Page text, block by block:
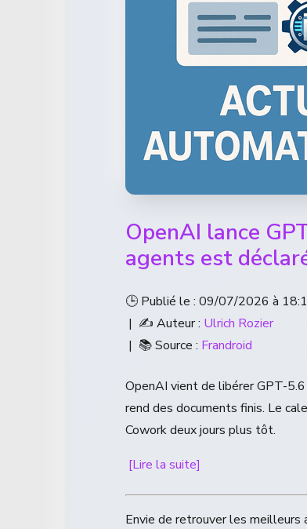
OpenAI lance
agents est
🕒 Publié le : 09/07/2026 à
| ✍️ Auteur : Ulrich Rozier
| 📚 Source : Frandroid
OpenAI vient de libérer GPT-
rend des documents finis. Le
Cowork deux jours plus tôt.
[Lire la suite]
Envie de retrouver les meilleurs